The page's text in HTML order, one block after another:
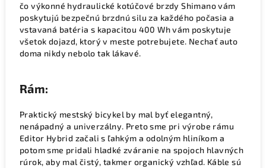
čo výkonné hydraulické kotúčové brzdy Shimano vám
poskytujú bezpečnú brzdnú silu za každého počasia a
vstavaná batéria s kapacitou 400 Wh vám poskytuje
všetok dojazd, ktorý v meste potrebujete. Nechať auto
doma nikdy nebolo tak lákavé.
Rám:
Praktický mestský bicykel by mal byť elegantný,
nenápadný a univerzálny. Preto sme pri výrobe rámu
Editor Hybrid začali s ľahkým a odolným hliníkom a
potom sme pridali hladké zváranie na spojoch hlavných
rúrok, aby mal čistý, takmer organický vzhľad. Káble sú